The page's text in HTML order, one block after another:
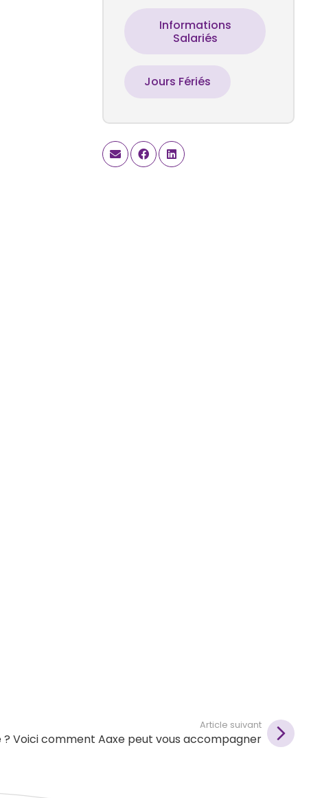
Informations
Salariés
Jours Fériés
Article suivant
? Voici comment Aaxe peut vous accompagner